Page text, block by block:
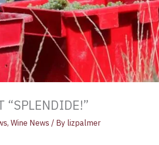
“SPLENDIDE!”
, Wine News / By lizpalmer